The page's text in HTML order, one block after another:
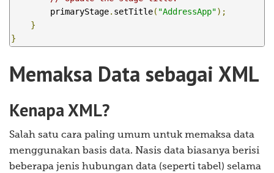
        primaryStage
. setTitle( "AddressApp");
}
}
Memaksa Data sebagai XML
Kenapa XML?
Salah satu cara paling umum untuk memaksa data
menggunakan basis data. Nasis data biasanya berisi
beberapa jenis hubungan data (seperti tabel) selama